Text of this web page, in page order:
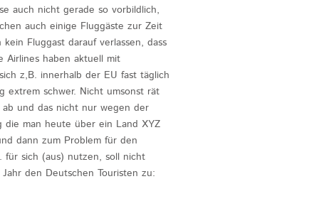
auch nicht gerade so vorbildlich,
auch einige Fluggäste zur Zeit
Fluggast darauf verlassen, dass
Airlines haben aktuell mit
z,B. innerhalb der EU fast täglich
extrem schwer. Nicht umsonst rät
und das nicht nur wegen der
die man heute über ein Land XYZ
dann zum Problem für den
für sich (aus) nutzen, soll nicht
den Deutschen Touristen zu: